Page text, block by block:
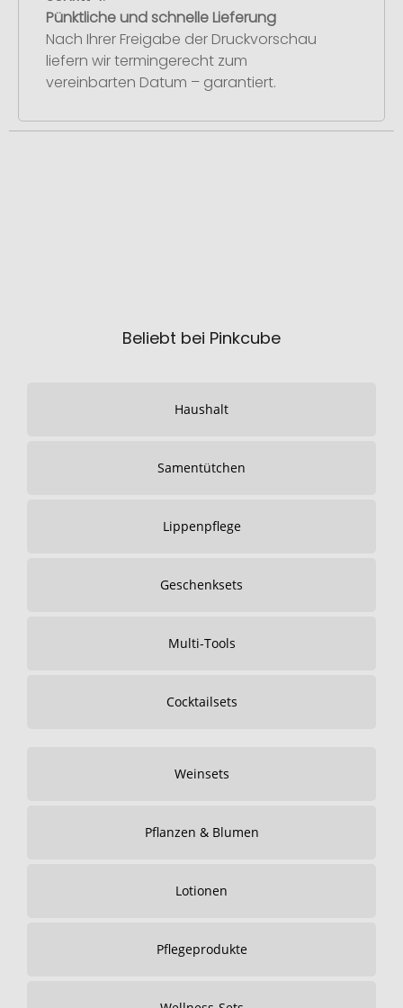
Pünktliche und schnelle Lieferung
Nach Ihrer Freigabe der Druckvorschau
liefern wir termingerecht zum
vereinbarten Datum – garantiert.
Beliebt bei Pinkcube
Haushalt
Samentütchen
Lippenpflege
Geschenksets
Multi-Tools
Cocktailsets
Weinsets
Pflanzen & Blumen
Lotionen
Pflegeprodukte